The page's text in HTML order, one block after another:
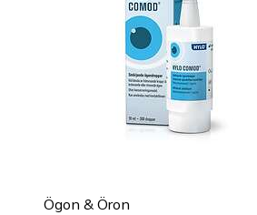
Ögon & Öron